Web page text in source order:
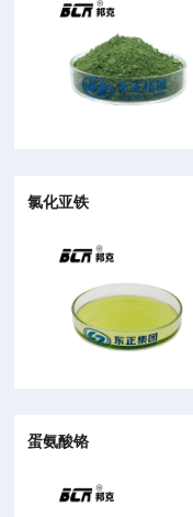
亚铬酸钠
氯化亚铁
氯化亚铁
蛋氨酸铬